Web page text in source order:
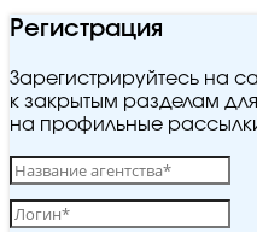
Регистрация
Зарегистрируйтесь на
к закрытым разделам
на профильные